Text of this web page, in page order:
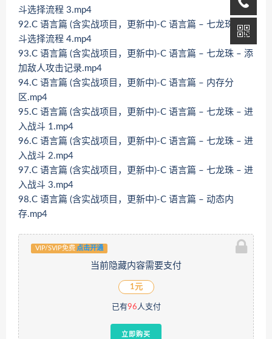
斗选择流程 3.mp4
92.C 语言篇 (含实战项目，更新中)-C 语言篇 – 七龙珠 – 战
斗选择流程 4.mp4
93.C 语言篇 (含实战项目，更新中)-C 语言篇 – 七龙珠 – 添
加敌人攻击记录.mp4
94.C 语言篇 (含实战项目，更新中)-C 语言篇 – 内存分
区.mp4
95.C 语言篇 (含实战项目，更新中)-C 语言篇 – 七龙珠 – 进
入战斗 1.mp4
96.C 语言篇 (含实战项目，更新中)-C 语言篇 – 七龙珠 – 进
入战斗 2.mp4
97.C 语言篇 (含实战项目，更新中)-C 语言篇 – 七龙珠 – 进
入战斗 3.mp4
98.C 语言篇 (含实战项目，更新中)-C 语言篇 – 动态内
存.mp4
VIP/SVIP免费 点击开通
当前隐藏内容需要支付
1元
已有96人支付
立即购买